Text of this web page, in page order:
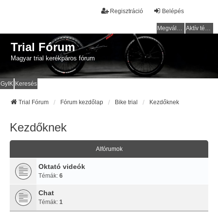
Belépés
Regisztráció
Megválaszolatlan témák Aktív témák
Trial Fórum
Magyar trial kerékpáros fórum
GyIK Keresés
Trial Fórum Fórum kezdőlap Bike trial Kezdőknek
Kezdőknek
Alfórumok
Oktató videók
Témák: 6
Chat
Témák: 1